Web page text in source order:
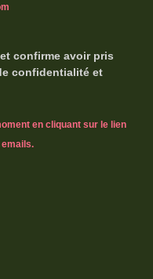
confirme avoir pris
confidentialité et
en cliquant sur le lien